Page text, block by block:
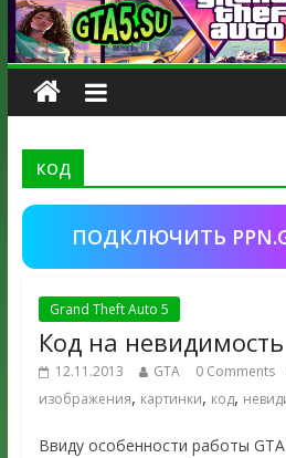
код
ПОДКЛЮЧИТЬ
Grand Theft Auto 5
Код на невидимость
12.11.2013 GTA 0 Comments
изображения, картинки, код,
Ввиду особенности работы